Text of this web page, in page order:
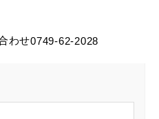
わせ0749-62-2028